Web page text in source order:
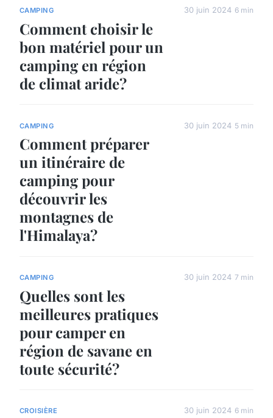
CAMPING
Comment choisir le
bon matériel pour un
camping en région
de climat aride?
30 juin 2024 6 min
CAMPING
Comment préparer
un itinéraire de
camping pour
découvrir les
montagnes de
l'Himalaya?
30 juin 2024 5 min
CAMPING
Quelles sont les
meilleures pratiques
pour camper en
région de savane en
toute sécurité?
30 juin 2024 7 min
CROISIÈRE 30 juin 2024 6 min